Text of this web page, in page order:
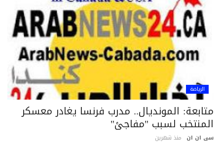
الرياضة
المونديال.. مدرب فرنسا يغادر معسكر
لسبب "مفاجئ"
ان ان منذ شهرين